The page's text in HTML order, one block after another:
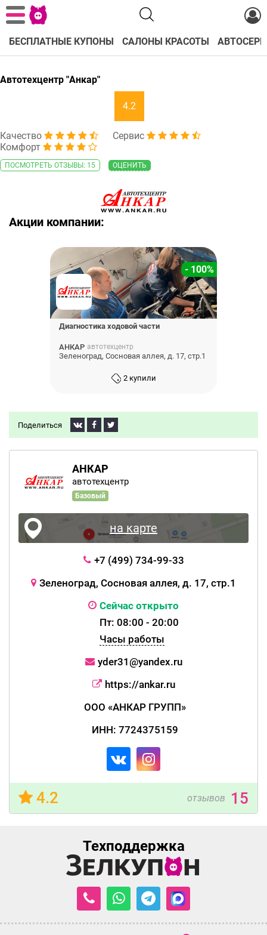
БЕСПЛАТНЫЕ КУПОНЫ САЛОНЫ КРАСОТЫ
Автотехцентр "Анкар"
4.2
Качество
Сервис
Комфорт
ПОСМОТРЕТЬ ОТЗЫВЫ: 15 ОЦЕНИТЬ
Поделиться
АНКАР
автотехцентр
Базовый
на карте
+7 (499) 734-99-33
Зеленоград, Сосновая аллея, д. 17, стр.1
Сейчас открыто
Пт: 08:00 - 20:00
Часы работы
yder31@yandex.ru
https://ankar.ru
ООО «АНКАР ГРУПП»
ИНН: 7724375159
4.2 отзывов 15
Акции компании:
- 100%
Диагностика ходовой части
АНКАР автотехцентр
Зеленоград, Сосновая аллея, д. 17, стр.1
2 купили
Техподдержка